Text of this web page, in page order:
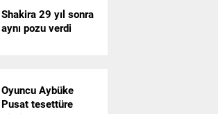
Shakira 29 yıl sonra
aynı pozu verdi
Oyuncu Aybüke
Pusat tesettüre